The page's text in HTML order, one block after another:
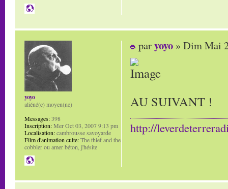
paryoyo » Dim Mai
AU SUIVANT !
http://
yoyo
aliéné(e) moyen(ne)
Messages:398
Inscription:Mer Oct 03, 2007 9:13 pm
Localisation:cambrousse savoyarde
Film d'animation culte:The thief and the
cobbler ou amer béton, j'hésite